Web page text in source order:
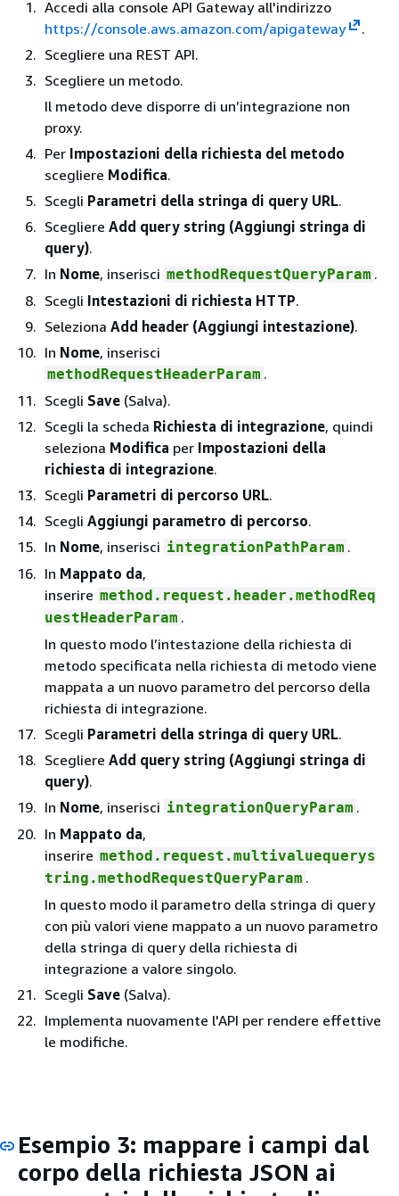
Accedi alla console API Gateway all'indirizzo
https://console.aws.amazon.com/apigateway
.
Scegliere una REST API.
Scegliere un metodo.
Il metodo deve disporre di un’integrazione non
proxy.
Per Impostazioni della richiesta del metodo
scegliere Modifica.
Scegli Parametri della stringa di query URL.
Scegliere Add query string (Aggiungi stringa di
query).
In Nome, inserisci methodRequestQueryParam .
Scegli Intestazioni di richiesta HTTP.
Seleziona Add header (Aggiungi intestazione).
In Nome, inserisci
methodRequestHeaderParam .
Scegli Save (Salva).
Scegli la scheda Richiesta di integrazione, quindi
seleziona Modifica per Impostazioni della
richiesta di integrazione.
Scegli Parametri di percorso URL.
Scegli Aggiungi parametro di percorso.
In Nome, inserisci integrationPathParam .
In Mappato da,
inserire method.request.header.methodReq
uestHeaderParam .
In questo modo l’intestazione della richiesta di
metodo specificata nella richiesta di metodo viene
mappata a un nuovo parametro del percorso della
richiesta di integrazione.
Scegli Parametri della stringa di query URL.
Scegliere Add query string (Aggiungi stringa di
query).
In Nome, inserisci integrationQueryParam .
In Mappato da,
inserire method.request.multivaluequerys
tring.methodRequestQueryParam .
In questo modo il parametro della stringa di query
con più valori viene mappato a un nuovo parametro
della stringa di query della richiesta di
integrazione a valore singolo.
Scegli Save (Salva).
Implementa nuovamente l'API per rendere effettive
le modifiche.
Esempio 3: mappare i campi dal
corpo della richiesta JSON ai